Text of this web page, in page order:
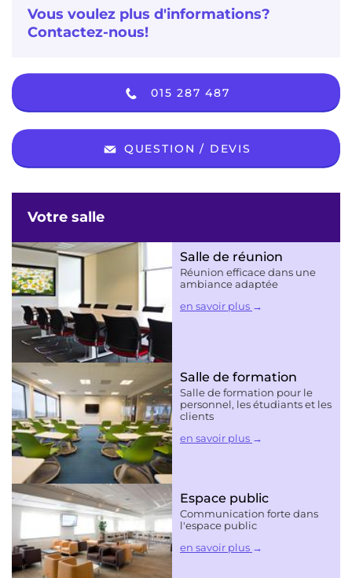
Vous voulez plus d'informations?
Contactez-nous!
015 287 487
QUESTION / DEVIS
Votre salle
Salle de réunion
Réunion efficace dans une
ambiance adaptée
en savoir plus
Salle de formation
Salle de formation pour le
personnel, les étudiants et les
clients
en savoir plus
Espace public
Communication forte dans
l'espace public
en savoir plus